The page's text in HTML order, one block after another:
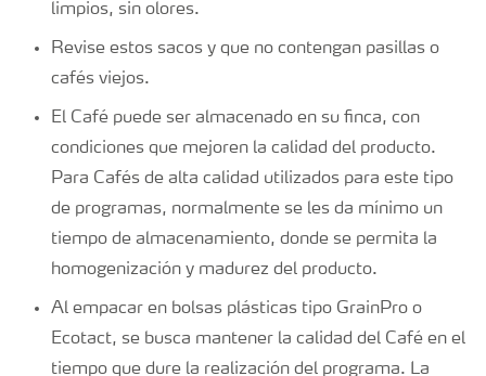
limpios, sin olores.
Revise estos sacos y que no contengan pasillas o
cafés viejos.
El Café puede ser almacenado en su finca, con
condiciones que mejoren la calidad del producto.
Para Cafés de alta calidad utilizados para este tipo
de programas, normalmente se les da mínimo un
tiempo de almacenamiento, donde se permita la
homogenización y madurez del producto.
Al empacar en bolsas plásticas tipo GrainPro o
Ecotact, se busca mantener la calidad del Café en el
tiempo que dure la realización del programa. La